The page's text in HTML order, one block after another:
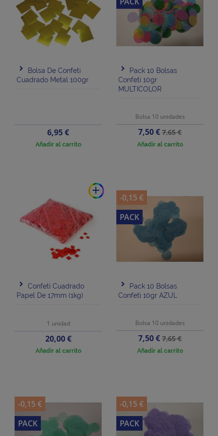
Bolsa De Confeti
Cuadrado Metal 100gr
Precio
6,95 €
Añadir al carrito
Pack 10 Bolsas
Confeti 10gr
MULTICOLOR
Bolsa 10 unidades
Precio
7,50 €Precio
base
7,65 €
Añadir al carrito
add
Confeti Cuadrado
Papel De 17mm (1kg)
1 unidad
Precio
20,00 €
Añadir al carrito
Pack 10 Bolsas
Confeti 10gr AZUL
Bolsa 10 unidades
Precio
7,50 €Precio
base
7,65 €
Añadir al carrito
-0,15 €
PACK
-0,15 €
PACK
-0,15 €
PACK